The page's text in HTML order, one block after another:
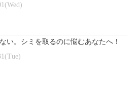
い。シミを取るのに悩むあなたへ！